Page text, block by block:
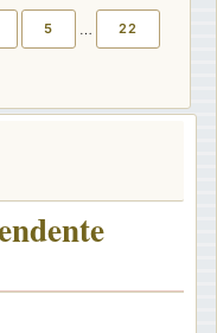
5 … 22